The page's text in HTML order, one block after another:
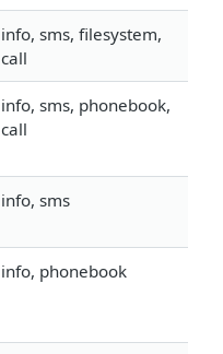
info, sms, filesystem,
call
info, sms, phonebook,
call
info, sms
info, phonebook